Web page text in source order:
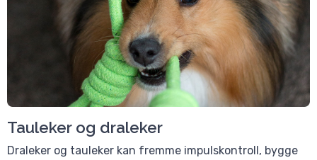
Tauleker og draleker
Draleker og tauleker kan fremme impulskontroll, bygge